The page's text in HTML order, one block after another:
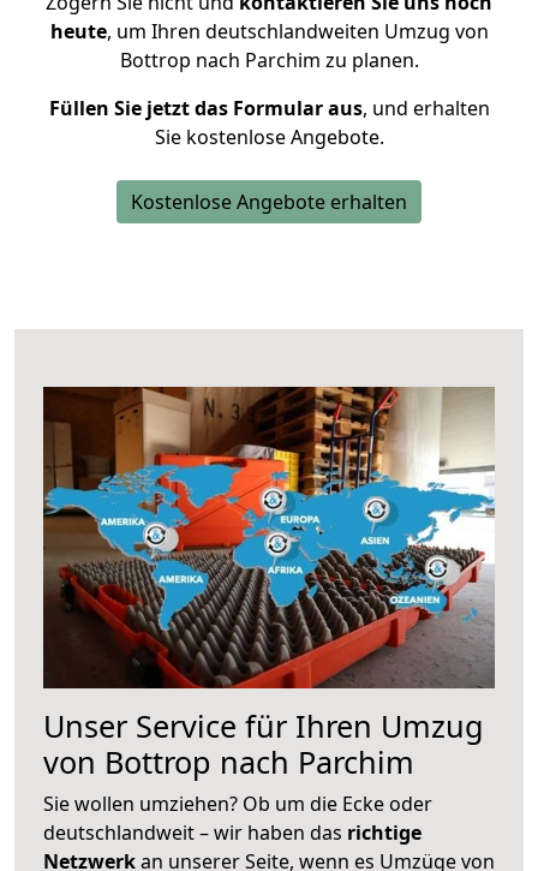
heute, um Ihren deutschlandweiten Umzug von
Bottrop nach Parchim zu planen.
Füllen Sie jetzt das Formular aus, und erhalten
Sie kostenlose Angebote.
Kostenlose Angebote erhalten
Unser Service für Ihren Umzug
von Bottrop nach Parchim
Sie wollen umziehen? Ob um die Ecke oder
deutschlandweit – wir haben das richtige
Netzwerkan unserer Seite, wenn es Umzüge von